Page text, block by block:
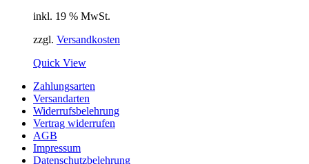
inkl. 19 % MwSt.
zzgl. Versandkosten
Quick View
Zahlungsarten
Versandarten
Widerrufsbelehrung
Vertrag widerrufen
AGB
Impressum
Datenschutzbelehrung